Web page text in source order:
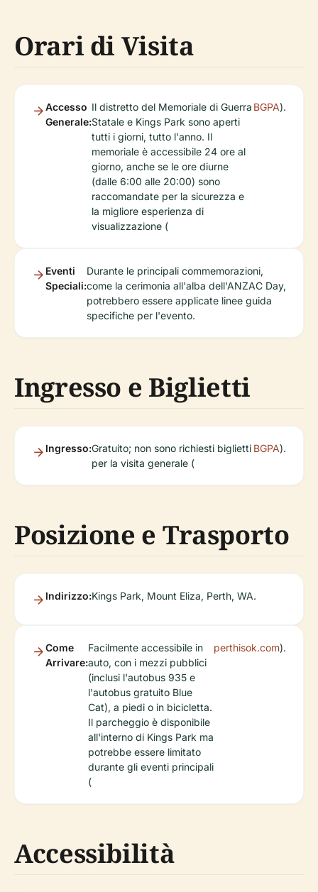
Orari di Visita
Accesso
Generale:
Il distretto del Memoriale di Guerra
Statale e Kings Park sono aperti
tutti i giorni, tutto l'anno. Il
memoriale è accessibile 24 ore al
giorno, anche se le ore diurne
(dalle 6:00 alle 20:00) sono
raccomandate per la sicurezza e
la migliore esperienza di
visualizzazione (
BGPA).
Eventi
Speciali:
Durante le principali commemorazioni,
come la cerimonia all'alba dell'ANZAC Day,
potrebbero essere applicate linee guida
specifiche per l'evento.
Ingresso e Biglietti
Ingresso:Gratuito; non sono richiesti biglietti
per la visita generale (
BGPA).
Posizione e Trasporto
Indirizzo:Kings Park, Mount Eliza, Perth, WA.
Come
Arrivare:
Facilmente accessibile in
auto, con i mezzi pubblici
(inclusi l'autobus 935 e
l'autobus gratuito Blue
Cat), a piedi o in bicicletta.
Il parcheggio è disponibile
all'interno di Kings Park ma
potrebbe essere limitato
durante gli eventi principali
(
perthisok.com).
Accessibilità